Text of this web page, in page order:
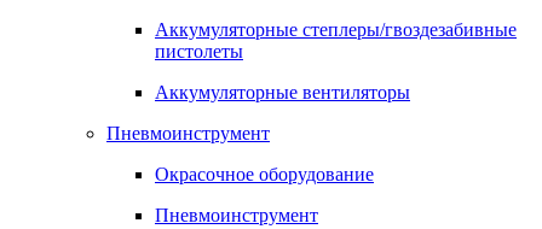
Аккумуляторные степлеры/гвоздезабивные
пистолеты
Аккумуляторные вентиляторы
Пневмоинструмент
Окрасочное оборудование
Пневмоинструмент